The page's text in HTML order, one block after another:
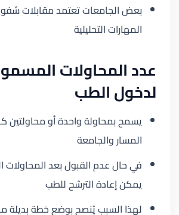
بعض الجامعات تعتمد مقابلات
المهارات التحليلية
عدد المحاولات
لدخول الطب
يسمح بمحاولة واحدة أو
المسار والجامعة
في حال عدم القبول بعد المحاولات
يمكن إعادة الترشح للطب
لهذا السبب يُنصح بوضع خطة بديلة